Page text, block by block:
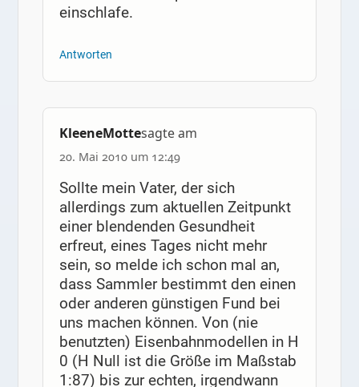
einschlafe.
Antworten
KleeneMottesagte am
20. Mai 2010 um 12:49
Sollte mein Vater, der sich
allerdings zum aktuellen Zeitpunkt
einer blendenden Gesundheit
erfreut, eines Tages nicht mehr
sein, so melde ich schon mal an,
dass Sammler bestimmt den einen
oder anderen günstigen Fund bei
uns machen können. Von (nie
benutzten) Eisenbahnmodellen in H
0 (H Null ist die Größe im Maßstab
1:87) bis zur echten, irgendwann